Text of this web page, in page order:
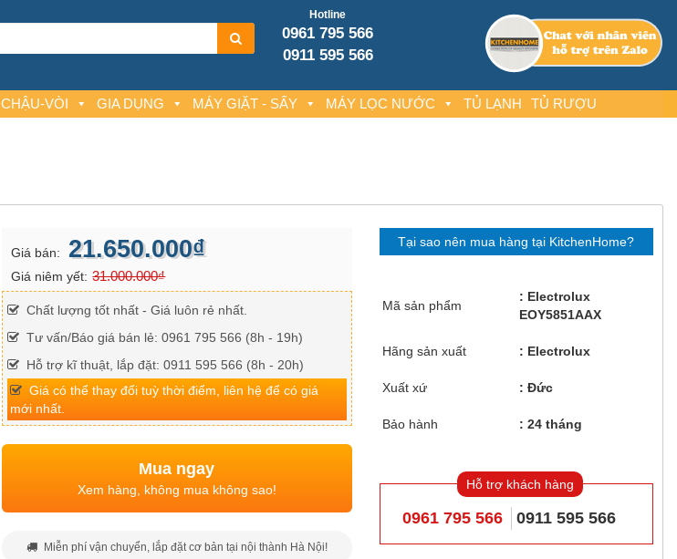
Hotline
0961 795 566
0911 595 566
CHẬU-VÒI GIA DỤNG MÁY GIẶT - SẤY MÁY LỌC NƯỚC TỦ LẠNH TỦ RƯỢU
Giá bán: 21.650.000₫
Giá niêm yết: 31.000.000₫
Chất lượng tốt nhất - Giá luôn rẻ nhất.
Tư vấn/Báo giá bán lẻ: 0961 795 566 (8h - 19h)
Hỗ trợ kĩ thuật, lắp đặt: 0911 595 566 (8h - 20h)
Giá có thể thay đổi tuỳ thời điểm, liên hệ để có giá
mới nhất.
Mua ngay
Xem hàng, không mua không sao!
Miễn phí vận chuyển, lắp đặt cơ bản tại nội thành Hà Nội!
Tại sao nên mua hàng tại KitchenHome?
Mã sản phẩm
Electrolux
EOY5851AAX
Hãng sản xuất Electrolux
Xuất xứ Đức
Bảo hành 24 tháng
Hỗ trợ khách hàng
0961 795 566 0911 595 566